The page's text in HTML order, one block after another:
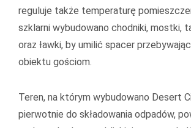
reguluje także temperaturę
szklarni wybudowano chodniki, mostki,
oraz ławki, by umilić spacer
obiektu gościom.
Teren, na którym wybudowano Desert
pierwotnie do składowania odpadów,